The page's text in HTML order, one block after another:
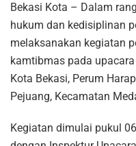
Bekasi Kota – Dalam
hukum dan kedisiplinan
melaksanakan kegiatan
kamtibmas pada
Kota Bekasi, Perum
Pejuang, Kecamatan
Kegiatan dimulai pukul